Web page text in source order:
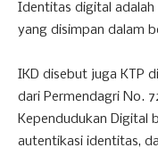
Identitas digital
yang disimpan dalam
IKD disebut juga KTP
dari Permendagri No.
Kependudukan Digital
autentikasi identitas,